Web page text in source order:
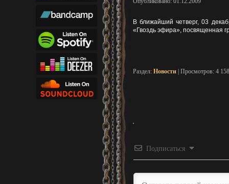
В ближайший четверг, 03
«Гвоздь эфира», посвященная
Раздел: Новости | Просмотров: 4 158
Подписаться